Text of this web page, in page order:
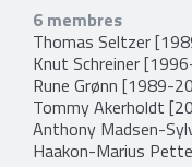
6 membres
Thomas Seltzer
Knut Schreiner
Rune Grønn [1989-
Tommy Akerholdt
Anthony Madsen-
Haakon-Marius